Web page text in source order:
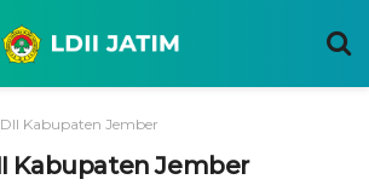
Kabupaten Jember
Kabupaten Jember